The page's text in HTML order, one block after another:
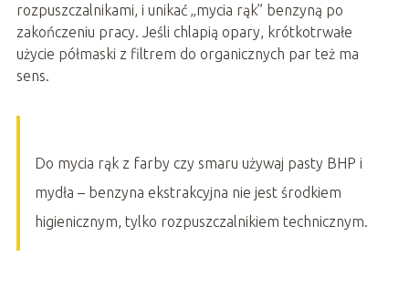
rozpuszczalnikami, i unikać „mycia rąk” benzyną po
zakończeniu pracy. Jeśli chlapią opary, krótkotrwałe
użycie półmaski z filtrem do organicznych par też ma
sens.
Do mycia rąk z farby czy smaru używaj pasty BHP i
mydła – benzyna ekstrakcyjna nie jest środkiem
higienicznym, tylko rozpuszczalnikiem technicznym.